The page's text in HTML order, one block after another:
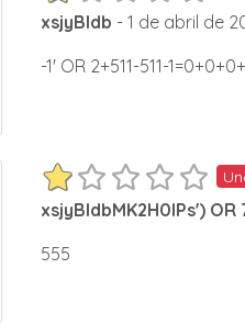
xsjyBldb - 1 de abril de
-1' OR 2+511-511-
xsjyBldbMK2H0lPs') OR
555